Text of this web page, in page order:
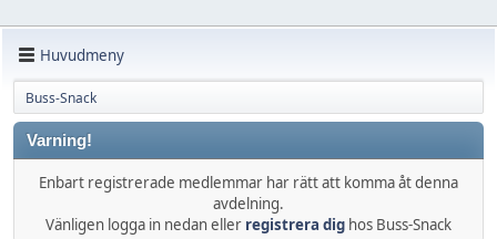
Huvudmeny
Buss-Snack
Varning!
Enbart registrerade medlemmar har rätt att komma åt denna
avdelning.
Vänligen logga in nedan eller registrera dig hos Buss-Snack